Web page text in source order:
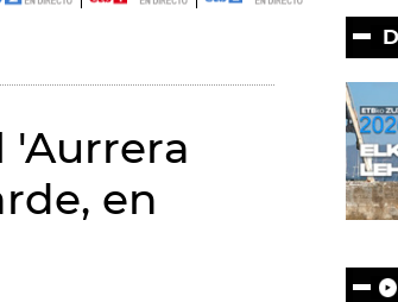
'Aurrera
en